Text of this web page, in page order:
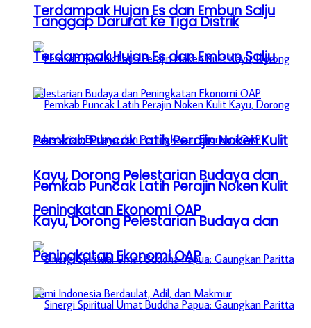
Terdampak Hujan Es dan Embun Salju
Pemkab Puncak Latih Perajin Noken Kulit
Kayu, Dorong Pelestarian Budaya dan
Peningkatan Ekonomi OAP
Tanggap Darurat ke Tiga Distrik
Terdampak Hujan Es dan Embun Salju
Pemkab Puncak Latih Perajin Noken Kulit
Kayu, Dorong Pelestarian Budaya dan
Peningkatan Ekonomi OAP